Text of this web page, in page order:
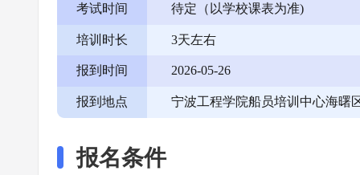
考试时间 待定（以学校课表为准)
培训时长 3天左右
报到时间 2026-05-26
报到地点 宁波工程学院船员培训中心海曙
报名条件